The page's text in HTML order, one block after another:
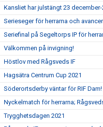
Kansliet har julstängt 23
Serieseger för herrarna och
Seriefinal på Segeltorps IP för
Välkommen på invigning!
Höstlov med Rågsveds IF
Hagsätra Centrum Cup 2021
Söderortsderby väntar för RIF Dam!
Nyckelmatch för herrarna;
Trygghetsdagen 2021